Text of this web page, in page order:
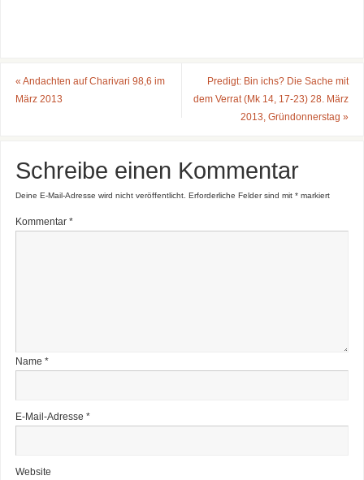
« Andachten auf Charivari 98,6 im
März 2013
Predigt: Bin ichs? Die Sache mit
dem Verrat (Mk 14, 17-23) 28. März
2013, Gründonnerstag»
Schreibe einen Kommentar
Deine E-Mail-Adresse wird nicht veröffentlicht. Erforderliche Felder sind mit *markiert
Kommentar *
Name *
E-Mail-Adresse *
Website